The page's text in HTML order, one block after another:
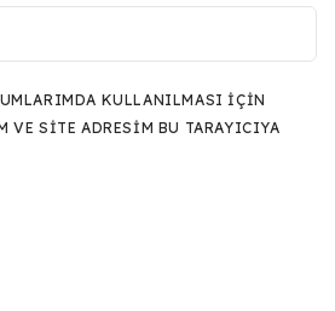
KULLANILMASI IÇIN
VE SITE ADRESIM BU TARAYICIYA